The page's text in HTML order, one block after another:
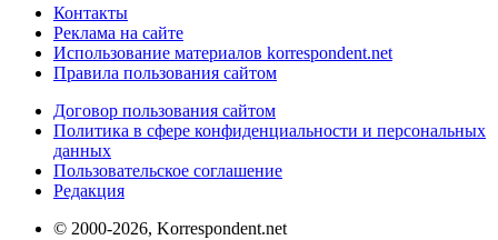
Контакты
Реклама на сайте
Использование материалов korrespondent.net
Правила пользования сайтом
Договор пользования сайтом
Политика в сфере конфиденциальности и персональных
данных
Пользовательское соглашение
Редакция
© 2000-2026, Korrespondent.net